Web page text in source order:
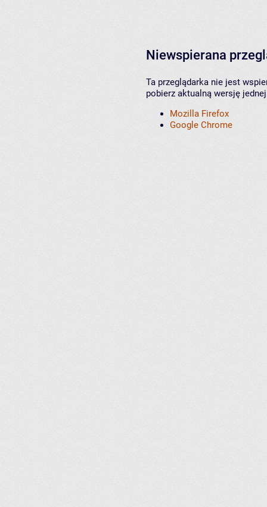
Niewspierana
Ta przeglądarka nie jest
pobierz aktualną wersję
Mozilla Firefox
Google Chrome